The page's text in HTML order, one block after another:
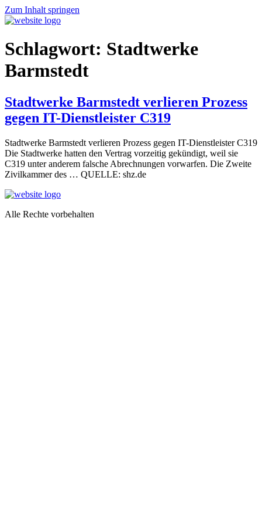
Zum Inhalt springen
Schlagwort: Stadtwerke
Barmstedt
Stadtwerke Barmstedt verlieren Prozess
gegen IT-Dienstleister C319
Stadtwerke Barmstedt verlieren Prozess gegen IT-Dienstleister C319
Die Stadtwerke hatten den Vertrag vorzeitig gekündigt, weil sie
C319 unter anderem falsche Abrechnungen vorwarfen. Die Zweite
Zivilkammer des … QUELLE: shz.de
Alle Rechte vorbehalten